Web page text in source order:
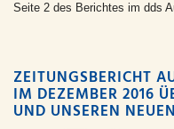
Seite 2 des Berichtes im dds
ZEITUNGSBERICHT
IM DEZEMBER 2016
UND UNSEREN